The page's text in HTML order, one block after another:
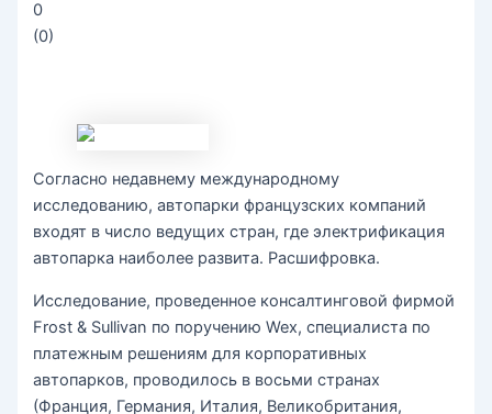
0
(0)
Согласно недавнему международному
исследованию, автопарки французских компаний
входят в число ведущих стран, где электрификация
автопарка наиболее развита. Расшифровка.
Исследование, проведенное консалтинговой фирмой
Frost & Sullivan по поручению Wex, специалиста по
платежным решениям для корпоративных
автопарков, проводилось в восьми странах
(Франция, Германия, Италия, Великобритания,